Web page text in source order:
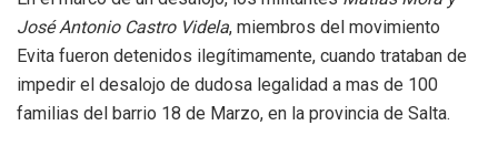
José Antonio Castro Videla, miembros del movimiento
Evita fueron detenidos ilegítimamente, cuando trataban de
impedir el desalojo de dudosa legalidad a mas de 100
familias del barrio 18 de Marzo, en la provincia de Salta.